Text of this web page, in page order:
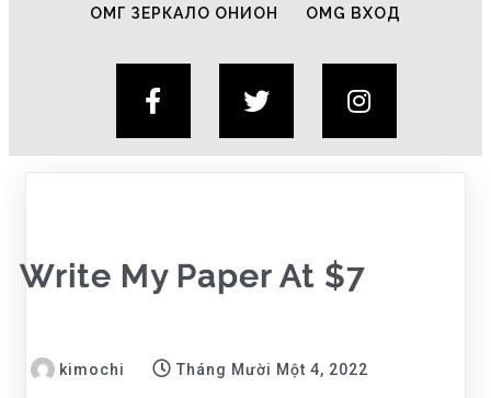
ОМГ ЗЕРКАЛО ОНИОН OMG ВХОД
Write My Paper At $7
kimochi Tháng Mười Một 4, 2022